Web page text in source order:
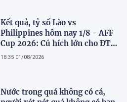
Kết quả, tỷ số Lào vs
Philippines hôm nay 1/8 - AFF
Cup 2026: Cú hích lớn cho ĐT
Việt Nam
18:35 01/08/2026
Nước trong quá không có cá,